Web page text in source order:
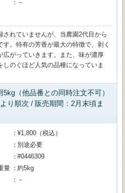
－
されていませんが、当農園2代目から
。特有の芳香が最大の特徴で、剥く
広がっていきます。また、味が濃厚
のぐほど人気の品種になっていま
（他品番との同時注文不可）
り順次 / 販売期間：2月末頃ま
¥1,800（税込）
別途必要
#0446309
量
約5kg
－